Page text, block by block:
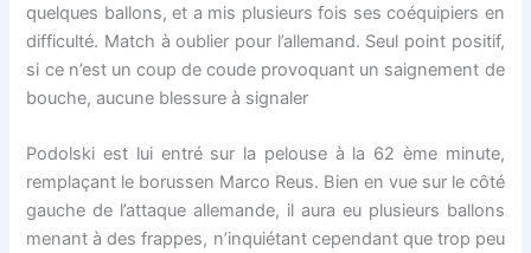
quelques ballons, et a mis plusieurs fois ses coéquipiers en
difficulté. Match à oublier pour l’allemand. Seul point positif,
si ce n’est un coup de coude provoquant un saignement de
bouche, aucune blessure à signaler
Podolski est lui entré sur la pelouse à la 62 ème minute,
remplaçant le borussen Marco Reus. Bien en vue sur le côté
gauche de l’attaque allemande, il aura eu plusieurs ballons
menant à des frappes, n’inquiétant cependant que trop peu